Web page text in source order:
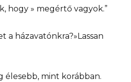
hogy » megértő vagyok.”
a házavatónkra?»Lassan
élesebb, mint korábban.